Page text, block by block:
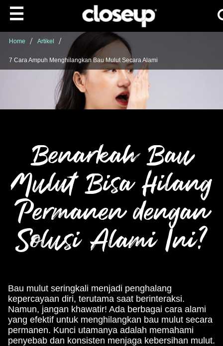
Skip to content
Home Artikel
7 Cara Ampuh Menghilangkan Bau Mulut Secara Alami
Benarkah Bau
Mulut Bisa Hilang
Permanen dengan
Solusi Alami Ini?
Bau mulut seringkali menjadi penghalang
kepercayaan diri, terutama saat berinteraksi.
Namun, jangan khawatir! Ada berbagai cara alami
yang efektif untuk menghilangkan bau mulut secara
permanen. Kunci utamanya adalah memahami
penyebab dan konsisten menjaga kebersihan mulut.